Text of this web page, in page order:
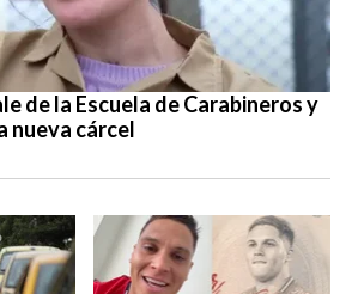
de la Escuela de Carabineros y
nueva cárcel